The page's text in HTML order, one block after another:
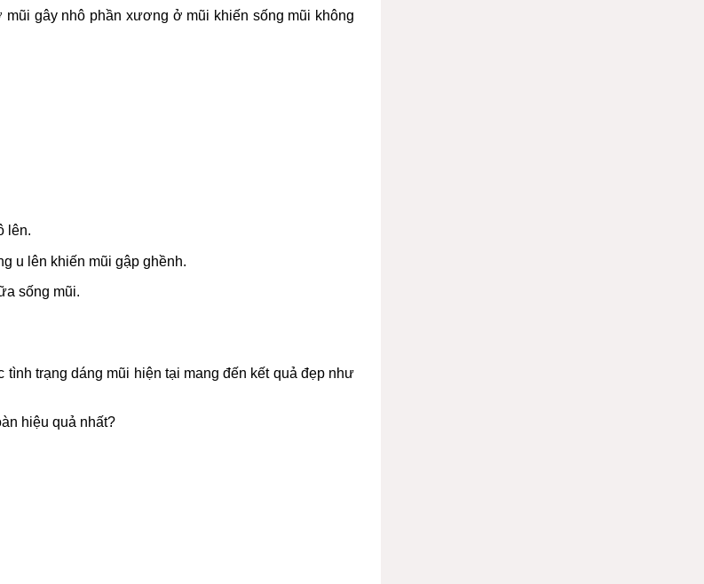
gây nhô phần xương ở mũi khiến sống mũi không
lên.
u lên khiến mũi gập ghềnh.
sống mũi.
trạng dáng mũi hiện tại mang đến kết quả đẹp như